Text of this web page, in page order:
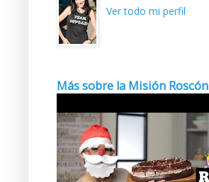
Ver todo mi perfil
Más sobre la Misión Roscón